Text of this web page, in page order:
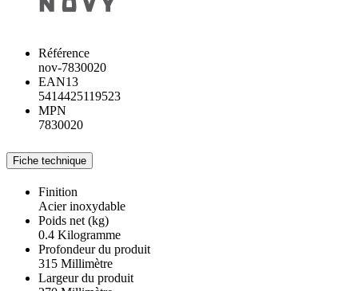
Référence
nov-7830020
EAN13
5414425119523
MPN
7830020
Fiche technique
Finition
Acier inoxydable
Poids net (kg)
0.4 Kilogramme
Profondeur du produit
315 Millimètre
Largeur du produit